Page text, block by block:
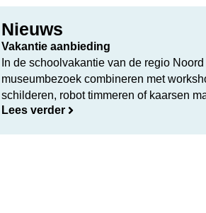
Nieuws
Vakantie aanbieding
In de schoolvakantie van de regio
museumbezoek combineren met
schilderen, robot timmeren of kaarsen
Lees verder